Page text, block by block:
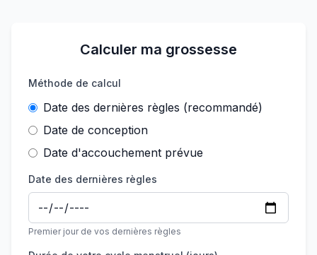
Calculer ma grossesse
Méthode de calcul
Date des dernières règles (recommandé)
Date de conception
Date d'accouchement prévue
Date des dernières règles
Premier jour de vos dernières règles